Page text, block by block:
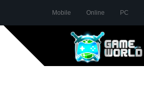
Mobile Online PC